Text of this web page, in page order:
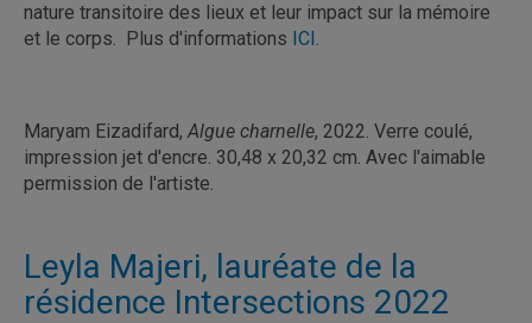
nature transitoire des lieux et leur impact sur la mémoire
et le corps. Plus d'informations ICI.
Maryam Eizadifard,Algue charnelle, 2022. Verre coulé,
impression jet d'encre. 30,48 x 20,32 cm. Avec l'aimable
permission de l'artiste.
Leyla Majeri, lauréate de la
résidence Intersections 2022